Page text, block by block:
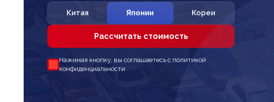
Китая Японии Кореи
Рассчитать стоимость
Нажимая кнопку, вы соглашаетесь с политикой
конфиденциальности